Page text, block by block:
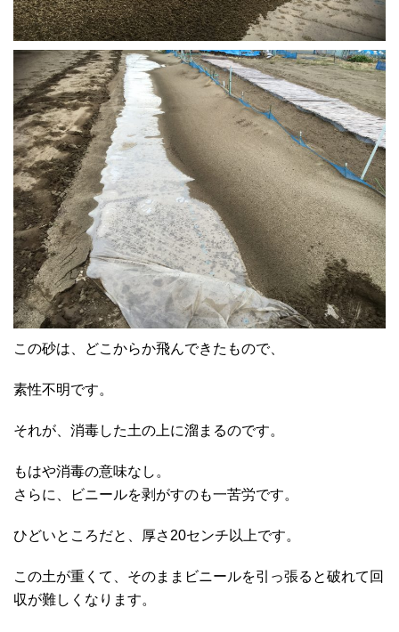
この砂は、どこからか飛んできたもので、
素性不明です。
それが、消毒した土の上に溜まるのです。
もはや消毒の意味なし。
さらに、ビニールを剥がすのも一苦労です。
ひどいところだと、厚さ20センチ以上です。
この土が重くて、そのままビニールを引っ張ると破れて回
収が難しくなります。